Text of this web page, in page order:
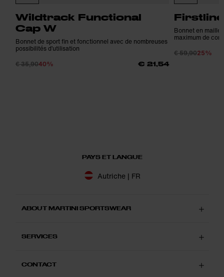
Wildtrack Functional
Cap W
Bonnet de sport fin et fonctionnel avec de nombreuses
possibilités d’utilisation
€ 35,9040% € 21,54
Bonnet en maille
maximum de
€ 59,9025%
PAYS ET LANGUE
Autriche | FR
ABOUT MARTINI SPORTSWEAR
SERVICES
CONTACT